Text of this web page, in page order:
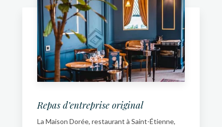
Repas d’entreprise original
La Maison Dorée, restaurant à Saint-Étienne,